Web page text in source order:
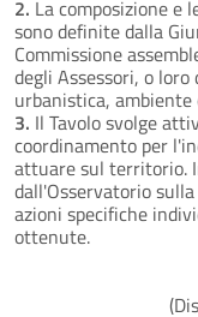
2. La composizione e
sono definite dalla
Commissione
degli Assessori, o
urbanistica, ambiente
3. Il Tavolo svolge
coordinamento per
attuare sul territorio.
dall'Osservatorio
azioni specifiche
ottenute.